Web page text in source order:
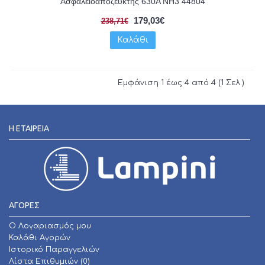
238,71€ 179,03€
Καλάθι
Εμφάνιση 1 έως 4 από 4 (1 Σελ.)
Η ΕΤΑΙΡΕΊΑ
ΑΓΟΡΕΣ
O Λογαριασμός μου
Καλάθι Αγορών
Ιστορικό Παραγγελιών
Λίστα Επιθυμιών (0)